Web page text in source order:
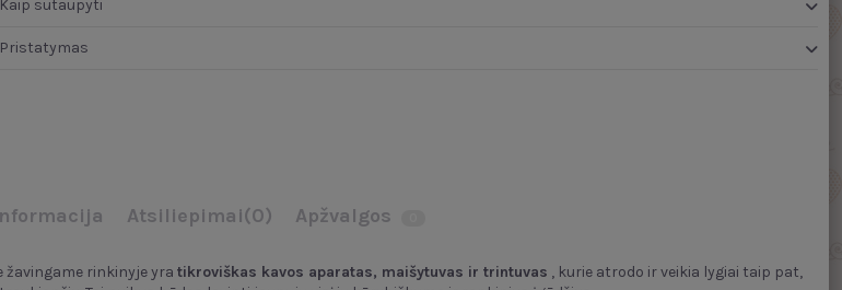
Kaip sutaupyti
Pristatymas
Atsiliepimai(0) Apžvalgos
žavingame rinkinyje yra tikroviškas kavos aparatas, maišytuvas ir trintuvas , kurie atrodo ir veikia lygiai taip pat,